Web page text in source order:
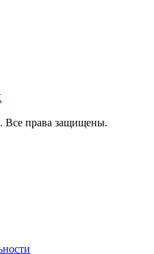
права защищены.